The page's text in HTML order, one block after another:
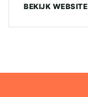
BEKIJK WEBSITE